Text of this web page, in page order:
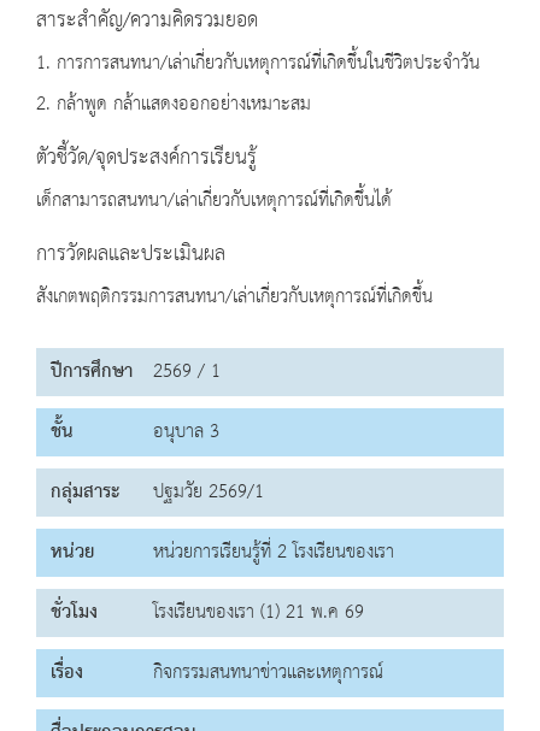
สาระสำคัญ/ความคิดรวมยอด
1. การการสนทนา/เล่าเกี่ยวกับเหตุการณ์ที่เกิดขึ้นในชีวิตประจำวัน
2. กล้าพูด กล้าแสดงออกอย่างเหมาะสม
ตัวชี้วัด/จุดประสงค์การเรียนรู้
เด็กสามารถสนทนา/เล่าเกี่ยวกับเหตุการณ์ที่เกิดขึ้นได้
การวัดผลและประเมินผล
สังเกตพฤติกรรมการสนทนา/เล่าเกี่ยวกับเหตุการณ์ที่เกิดขึ้น
ปีการศึกษา 2569 / 1
ชั้น
อนุบาล 3
กลุ่มสาระ
ปฐมวัย 2569/1
หน่วย
หน่วยการเรียนรู้ที่ 2 โรงเรียนของเรา
ชั่วโมง
โรงเรียนของเรา (1) 21 พ.ค 69
เรื่อง
กิจกรรมสนทนาข่าวและเหตุการณ์